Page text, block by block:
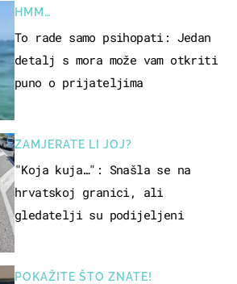
HMM…
To rade samo psihopati: Jedan
detalj s mora može vam otkriti
puno o prijateljima
ZAMJERATE LI JOJ?
"Koja kuja…": Snašla se na
hrvatskoj granici, ali
gledatelji su podijeljeni
POKAŽITE ŠTO ZNATE!